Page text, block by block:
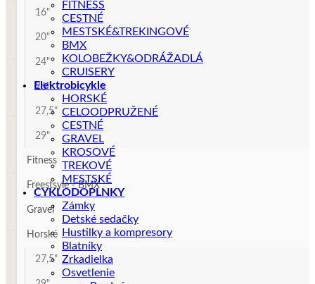
FITNESS
CESTNÉ
MESTSKÉ&TREKINGOVÉ
BMX
KOLOBEŽKY&ODRÁŽADLÁ
CRUISERY
Elektrobicykle
HORSKÉ
CELOODPRUŽENÉ
CESTNÉ
GRAVEL
KROSOVÉ
TREKOVÉ
MESTSKÉ
CYKLODOPLNKY
Zámky
Detské sedačky
Hustilky a kompresory
Blatníky
Zrkadielka
Osvetlenie
16"
20"
24"
26"
27,5"
29"
Fitness
Freestsyle - BMX
Gravel
Horské
27,5"